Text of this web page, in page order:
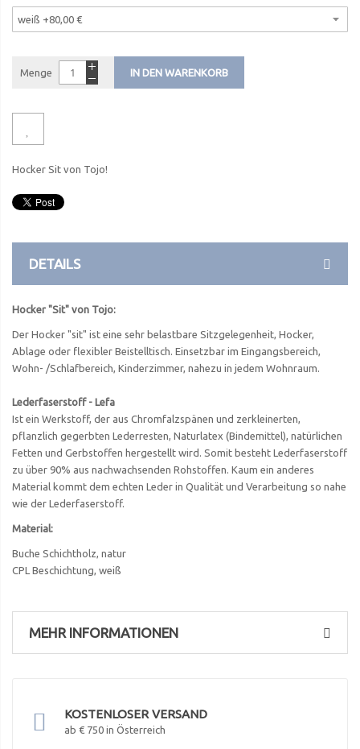
Menge IN DEN WARENKORB
Hocker Sit von Tojo!
DETAILS
Hocker "Sit" von Tojo:
Der Hocker "sit" ist eine sehr belastbare Sitzgelegenheit, Hocker,
Ablage oder flexibler Beistelltisch. Einsetzbar im Eingangsbereich,
Wohn- /Schlafbereich, Kinderzimmer, nahezu in jedem Wohnraum.
Lederfaserstoff - Lefa
Ist ein Werkstoff, der aus Chromfalzspänen und zerkleinerten,
pflanzlich gegerbten Lederresten, Naturlatex (Bindemittel), natürlichen
Fetten und Gerbstoffen hergestellt wird. Somit besteht Lederfaserstoff
zu über 90% aus nachwachsenden Rohstoffen. Kaum ein anderes
Material kommt dem echten Leder in Qualität und Verarbeitung so nahe
wie der Lederfaserstoff.
Material:
Buche Schichtholz, natur
CPL Beschichtung, weiß
MEHR INFORMATIONEN
KOSTENLOSER VERSAND
ab € 750 in Österreich